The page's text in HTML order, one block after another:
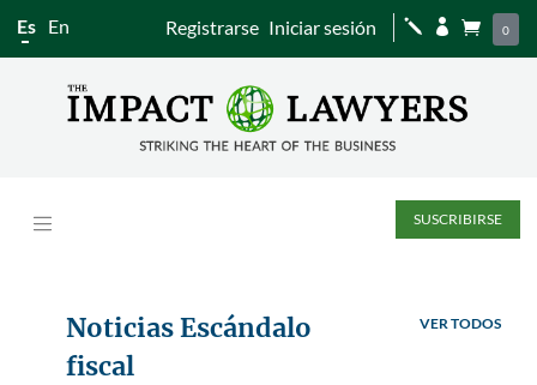
Es En Registrarse Iniciar sesión j   0
SUSCRIBIRSE
Noticias Escándalo
fiscal
VER TODOS